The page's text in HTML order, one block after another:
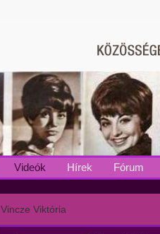
Videók Hírek Fórum
Vincze Viktória